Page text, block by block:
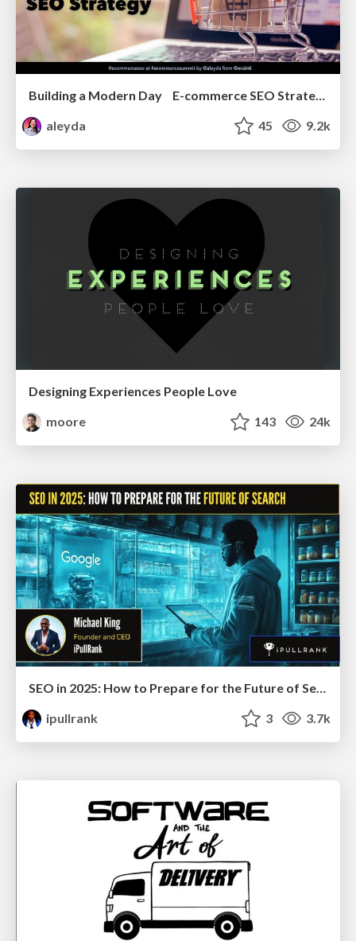
Building a Modern Day E-commerce SEO Strategy
aleyda
45 9.2k
Designing Experiences People Love
moore
143 24k
ipullrank
3 3.7k